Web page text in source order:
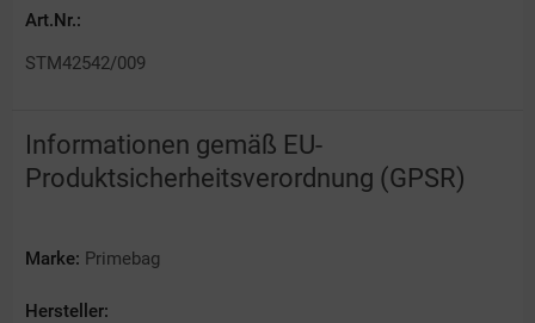
Art.Nr.:
STM42542/009
Informationen gemäß EU-
Produktsicherheitsverordnung (GPSR)
Marke: Primebag
Hersteller: